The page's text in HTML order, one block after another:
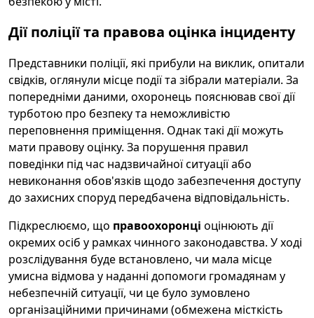
Дії поліції та правова оцінка інциденту
Представники поліції, які прибули на виклик, опитали
свідків, оглянули місце події та зібрали матеріали. За
попередніми даними, охоронець пояснював свої дії
турботою про безпеку та неможливістю
переповнення приміщення. Однак такі дії можуть
мати правову оцінку. За порушення правил
поведінки під час надзвичайної ситуації або
невиконання обов'язків щодо забезпечення доступу
до захисних споруд передбачена відповідальність.
Підкреслюємо, що правоохоронці оцінюють дії
окремих осіб у рамках чинного законодавства. У ході
розслідування буде встановлено, чи мала місце
умисна відмова у наданні допомоги громадянам у
небезпечній ситуації, чи це було зумовлено
організаційними причинами (обмежена місткість